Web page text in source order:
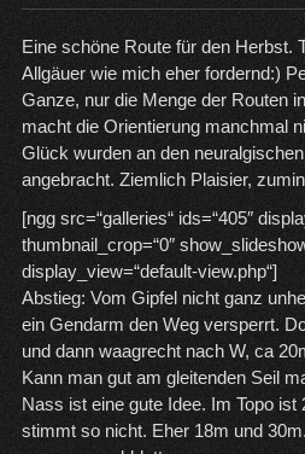
Eine schöne Route für den Herbst.
Allgäuer wie mich eher fordernd:)
Ganze, nur die Menge der Routen
macht die Orientierung manchmal
Glück wurden an den
angebracht. Ziemlich Plaisier,
[ngg src=“galleries“ ids=“405″
thumbnail_crop=“0″
display_view=“default-view.php“]
Abstieg: Vom Gipfel nicht ganz
ein Gendarm den Weg versperrt.
und dann waagrecht nach W, ca
Kann man gut am gleitenden Seil
Nass ist eine gute Idee. Im Topo ist
stimmt so nicht. Eher 18m und